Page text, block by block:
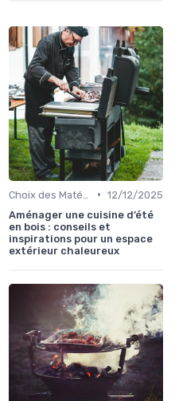
• 12/12/2025
Aménager une cuisine d’été
en bois : conseils et
inspirations pour un espace
extérieur chaleureux